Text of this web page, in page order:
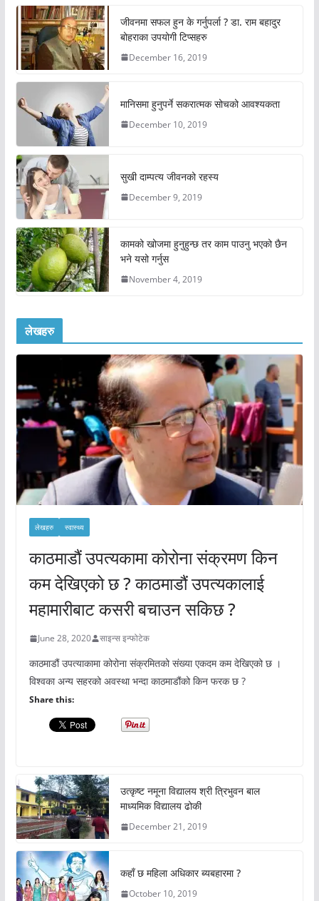
जीवनमा सफल हुन के गर्नुपर्ला ? डा. राम बहादुर
बोहराका उपयोगी टिप्सहरु
December 16, 2019
मानिसमा हुनुपर्ने सकरात्मक सोचको आवश्यकता
December 10, 2019
सुखी दाम्पत्य जीवनको रहस्य
December 9, 2019
कामको खोजमा हुनुहुन्छ तर काम पाउनु भएको छैन
भने यसो गर्नुस
November 4, 2019
लेखहरु
लेखहरु स्वास्थ्य
काठमाडौं उपत्यकामा कोरोना संक्रमण किन
कम देखिएको छ ? काठमाडौं उपत्यकालाई
महामारीबाट कसरी बचाउन सकिछ ?
June 28, 2020 साइन्स इन्फोटेक
काठमाडौं उपत्याकामा कोरोना संक्रमितको संख्या एकदम कम देखिएको छ ।
विश्वका अन्य सहरको अवस्था भन्दा काठमाडौंको किन फरक छ ?
Share this:
उत्कृष्ट नमूना विद्यालय श्री त्रिभुवन बाल
माध्यमिक विद्यालय ढोकी
December 21, 2019
कहाँ छ महिला अधिकार ब्यबहारमा ?
October 10, 2019